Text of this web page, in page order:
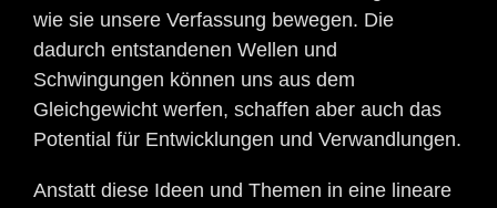
wie sie unsere Verfassung bewegen. Die
dadurch entstandenen Wellen und
Schwingungen können uns aus dem
Gleichgewicht werfen, schaffen aber auch das
Potential für Entwicklungen und Verwandlungen.
Anstatt diese Ideen und Themen in eine lineare